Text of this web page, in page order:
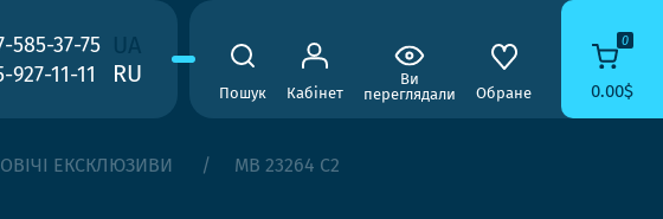
585-37-75
927-11-11
RU
Пошук Кабінет
Ви
переглядали
Обране
0
0.00$
ЕКСКЛЮЗИВИ MB 23264 C2